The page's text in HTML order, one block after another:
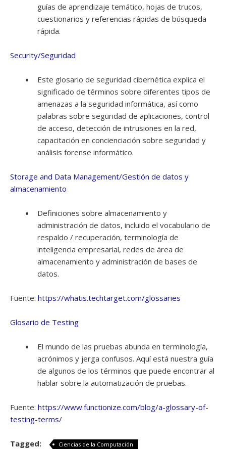
guías de aprendizaje temático, hojas de trucos,
cuestionarios y referencias rápidas de búsqueda
rápida.
Security/Seguridad
Este glosario de seguridad cibernética explica el
significado de términos sobre diferentes tipos de
amenazas a la seguridad informática, así como
palabras sobre seguridad de aplicaciones, control
de acceso, detección de intrusiones en la red,
capacitación en concienciación sobre seguridad y
análisis forense informático.
Storage and Data Management/Gestión de datos y
almacenamiento
Definiciones sobre almacenamiento y
administración de datos, incluido el vocabulario de
respaldo / recuperación, terminología de
inteligencia empresarial, redes de área de
almacenamiento y administración de bases de
datos.
Fuente: https://whatis.techtarget.com/glossaries
Glosario de Testing
El mundo de las pruebas abunda en terminología,
acrónimos y jerga confusos. Aquí está nuestra guía
de algunos de los términos que puede encontrar al
hablar sobre la automatización de pruebas.
Fuente: https://www.functionize.com/blog/a-glossary-of-
testing-terms/
Tagged:
Ciencias de la Computación